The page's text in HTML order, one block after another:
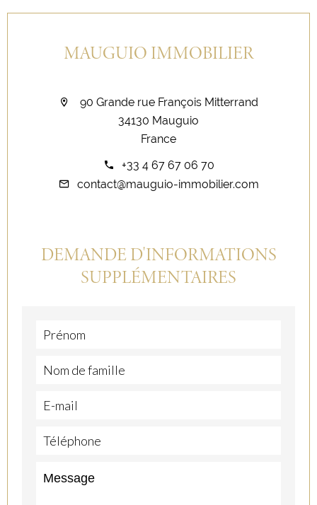
MAUGUIO IMMOBILIER
90 Grande rue François Mitterrand
34130 Mauguio
France
+33 4 67 67 06 70
contact@mauguio-immobilier.com
DEMANDE D'INFORMATIONS
SUPPLÉMENTAIRES